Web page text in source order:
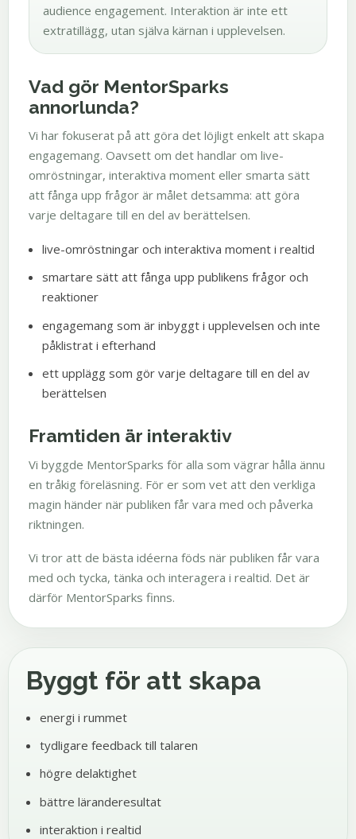
audience engagement. Interaktion är inte ett
extratillägg, utan själva kärnan i upplevelsen.
Vad gör MentorSparks
annorlunda?
Vi har fokuserat på att göra det löjligt enkelt att skapa
engagemang. Oavsett om det handlar om live-
omröstningar, interaktiva moment eller smarta sätt
att fånga upp frågor är målet detsamma: att göra
varje deltagare till en del av berättelsen.
live-omröstningar och interaktiva moment i realtid
smartare sätt att fånga upp publikens frågor och
reaktioner
engagemang som är inbyggt i upplevelsen och inte
påklistrat i efterhand
ett upplägg som gör varje deltagare till en del av
berättelsen
Framtiden är interaktiv
Vi byggde MentorSparks för alla som vägrar hålla ännu
en tråkig föreläsning. För er som vet att den verkliga
magin händer när publiken får vara med och påverka
riktningen.
Vi tror att de bästa idéerna föds när publiken får vara
med och tycka, tänka och interagera i realtid. Det är
därför MentorSparks finns.
Byggt för att skapa
energi i rummet
tydligare feedback till talaren
högre delaktighet
bättre läranderesultat
interaktion i realtid